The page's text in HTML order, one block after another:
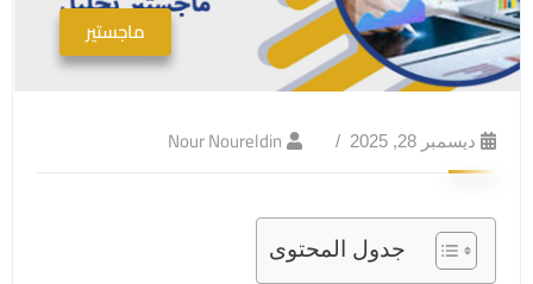
ماجستير
ديسمبر 28, 2025 Nour Noureldin
جدول المحتوى